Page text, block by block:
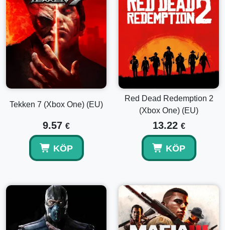
Tekken 7 (Xbox One) (EU)
9.57 €
KÖP
Red Dead Redemption 2
(Xbox One) (EU)
13.22 €
KÖP